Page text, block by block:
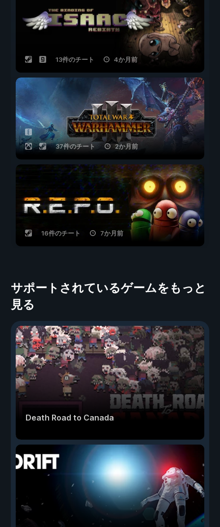
13件のチート 4か月前
37件のチート 2か月前
16件のチート 7か月前
サポートされているゲームをもっと
見る
Death Road to Canada